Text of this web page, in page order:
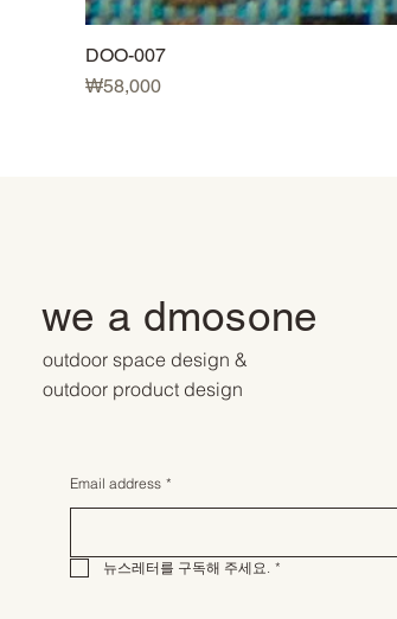
DOO-007
価格
₩58,000
we a dmosone
outdoor space design &
outdoor product design
Email address *
뉴스레터를 구독해 주세요. *